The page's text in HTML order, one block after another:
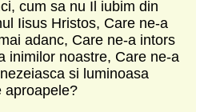
cum sa nu Il iubim din
Iisus Hristos, Care ne-a
adanc, Care ne-a intors
inimilor noastre, Care ne-a
si luminoasa
aproapele?